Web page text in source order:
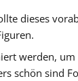
dieses
werden, um
schön sind